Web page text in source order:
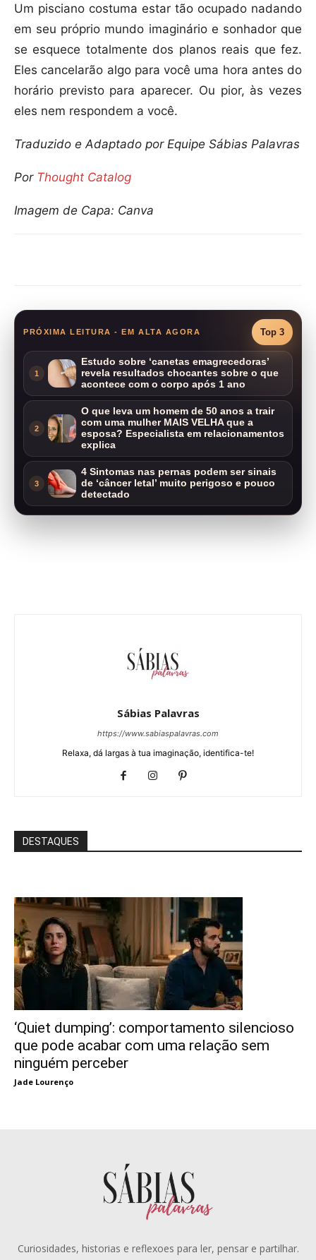
Um pisciano costuma estar tão ocupado nadando
em seu próprio mundo imaginário e sonhador que
se esquece totalmente dos planos reais que fez.
Eles cancelarão algo para você uma hora antes do
horário previsto para aparecer. Ou pior, às vezes
eles nem respondem a você.
Traduzido e Adaptado por Equipe Sábias Palavras
Por Thought Catalog
Imagem de Capa: Canva
PRÓXIMA LEITURA - EM ALTA AGORA Top 3
1
Estudo sobre ‘canetas emagrecedoras’
revela resultados chocantes sobre o que
acontece com o corpo após 1 ano
2
O que leva um homem de 50 anos a trair
com uma mulher MAIS VELHA que a
esposa? Especialista em relacionamentos
explica
3
4 Sintomas nas pernas podem ser sinais
de ‘câncer letal’ muito perigoso e pouco
detectado
Sábias Palavras
https://www.sabiaspalavras.com
Relaxa, dá largas à tua imaginação, identifica-te!
DESTAQUES
‘Quiet dumping’: comportamento silencioso
que pode acabar com uma relação sem
ninguém perceber
Jade Lourenço
Curiosidades, historias e reflexoes para ler, pensar e partilhar.